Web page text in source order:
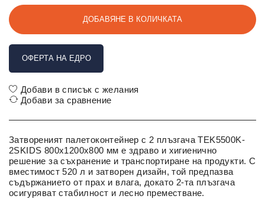
ДОБАВЯНЕ В КОЛИЧКАТА
ОФЕРТА НА ЕДРО
Добави в списък с желания
Добави за сравнение
Затвореният палетоконтейнер с 2 плъзгача TEK5500K-
2SKIDS 800x1200x800 мм е здраво и хигиенично
решение за съхранение и транспортиране на продукти. С
вместимост 520 л и затворен дизайн, той предпазва
съдържанието от прах и влага, докато 2-та плъзгача
осигуряват стабилност и лесно преместване.